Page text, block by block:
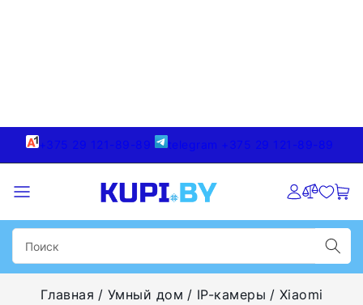
+375 29 121-89-89 telegram +375 29 121-89-89
Главная Умный дом IP-камеры
Xiaomi